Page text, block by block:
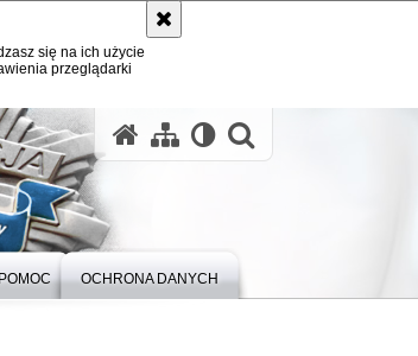
się na ich użycie
przeglądarki
OCHRONA DANYCH